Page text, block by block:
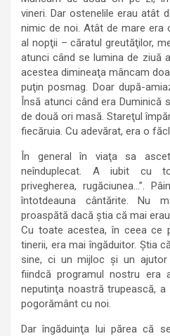
vineri. Dar ostenelile erau atât
nimic de noi. Atât de mare era
al nopţii – căratul greutăţilor,
atunci când se lumina de ziuă
acestea dimineaţa mâncam
puţin posmag. Doar după-
Însă atunci când era Duminică
de două ori masă. Stareţul
fiecăruia. Cu adevărat, era o
În general în viaţa sa
neînduplecat. A iubit cu
privegherea, rugăciunea…”.
întotdeauna cântărite. Nu
proaspătă dacă ştia că mai
Cu toate acestea, în ceea ce
tinerii, era mai îngăduitor. Ştia
sine, ci un mijloc şi un ajutor
fiindcă programul nostru era
neputinţa noastră trupească,
pogorământ cu noi.
Dar îngăduinţa lui părea că